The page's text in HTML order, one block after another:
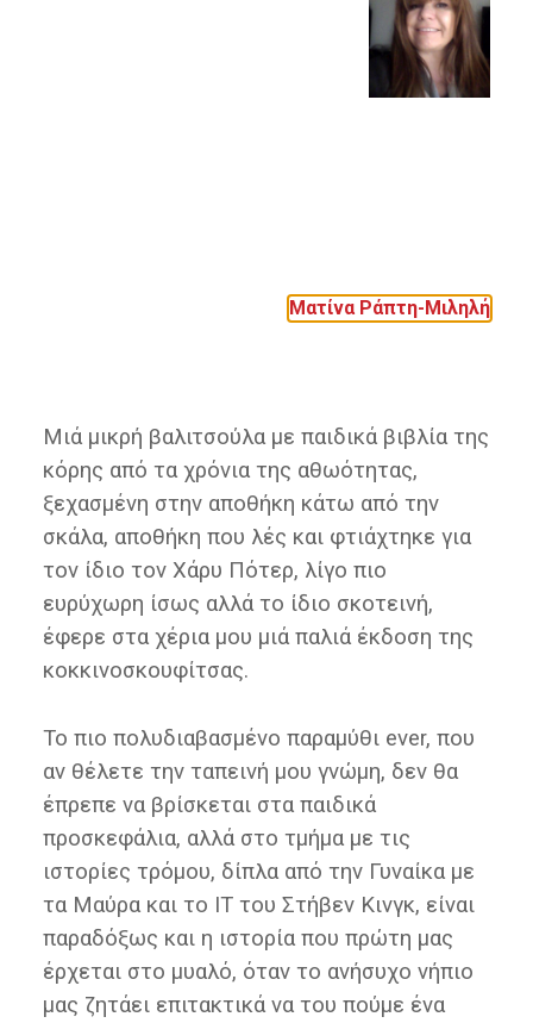
Ματίνα Ράπτη-Μιληλή
Μιά μικρή βαλιτσούλα με παιδικά βιβλία της
κόρης από τα χρόνια της αθωότητας,
ξεχασμένη στην αποθήκη κάτω από την
σκάλα, αποθήκη που λές και φτιάχτηκε για
τον ίδιο τον Χάρυ Πότερ, λίγο πιο
ευρύχωρη ίσως αλλά το ίδιο σκοτεινή,
έφερε στα χέρια μου μιά παλιά έκδοση της
κοκκινοσκουφίτσας.
Το πιο πολυδιαβασμένο παραμύθι ever, που
αν θέλετε την ταπεινή μου γνώμη, δεν θα
έπρεπε να βρίσκεται στα παιδικά
προσκεφάλια, αλλά στο τμήμα με τις
ιστορίες τρόμου, δίπλα από την Γυναίκα με
τα Μαύρα και το IT του Στήβεν Κινγκ, είναι
παραδόξως και η ιστορία που πρώτη μας
έρχεται στο μυαλό, όταν το ανήσυχο νήπιο
μας ζητάει επιτακτικά να του πούμε ένα